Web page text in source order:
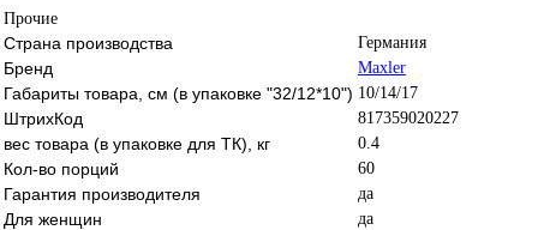
Прочие
Страна производства Германия
Бренд Maxler
Габариты товара, см (в упаковке "32/12*10") 10/14/17
ШтрихКод 817359020227
вес товара (в упаковке для ТК), кг 0.4
Кол-во порций 60
Гарантия производителя да
Для женщин да